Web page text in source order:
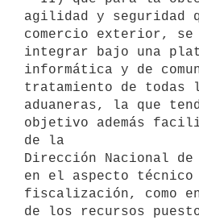
agilidad y seguridad
comercio exterior, se
integrar bajo una
informática y de
tratamiento de todas
aduaneras, la que
objetivo además
de la
Dirección Nacional de
en el aspecto
fiscalización, como
de los recursos